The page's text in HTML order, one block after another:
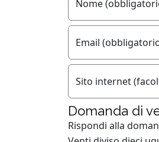
Nome
Email
Sito internet
Domanda di
Rispondi alla